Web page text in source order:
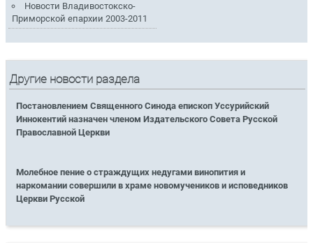
Новости Владивостокско-
Приморской епархии 2003-2011
Другие новости раздела
Постановлением Священного Синода епископ Уссурийский
Иннокентий назначен членом Издательского Совета Русской
Православной Церкви
Молебное пение о страждущих недугами винопития и
наркомании совершили в храме новомучеников и исповедников
Церкви Русской